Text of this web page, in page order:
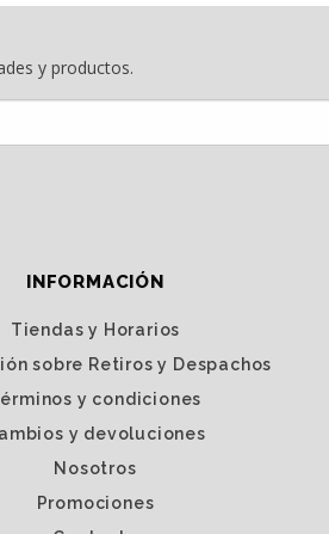
y productos.
INFORMACIÓN
Tiendas y Horarios
sobre Retiros y Despachos
y condiciones
y devoluciones
Nosotros
Promociones